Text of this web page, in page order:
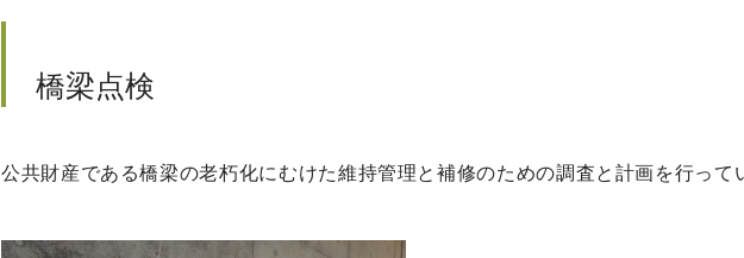
橋梁点検
公共財産である橋梁の老朽化にむけた維持管理と補修のための調査と計画を行って